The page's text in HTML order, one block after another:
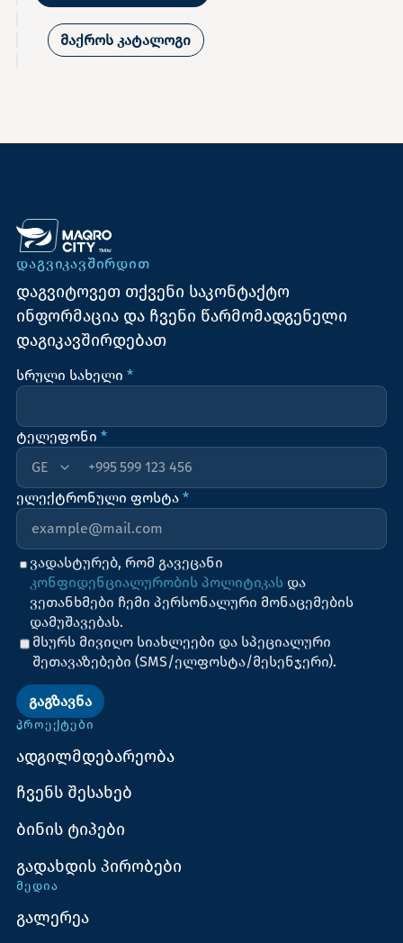
მაქროს კატალოგი
ᲓᲐᲒᲕᲘᲙᲐᲕᲨᲘᲠᲓᲘᲗ
დაგვიტოვეთ თქვენი საკონტაქტო
ინფორმაცია და ჩვენი წარმომადგენელი
დაგიკავშირდებათ
სრული სახელი*
ტელეფონი *
+995
ელექტრონული ფოსტა *
ვადასტურებ, რომ გავეცანი
კონფიდენციალურობის პოლიტიკას და
ვეთანხმები ჩემი პერსონალური მონაცემების
დამუშავებას.
მსურს მივიღო სიახლეები და სპეციალური
შეთავაზებები (SMS/ელფოსტა/მესენჯერი).
ᲒᲐᲒᲖᲐᲕᲜᲐ
ᲞᲠᲝᲔᲥᲢᲔᲑᲘ
ადგილმდებარეობა
ჩვენს შესახებ
ბინის ტიპები
გადახდის პირობები
ᲛᲔᲓᲘᲐ
გალერეა